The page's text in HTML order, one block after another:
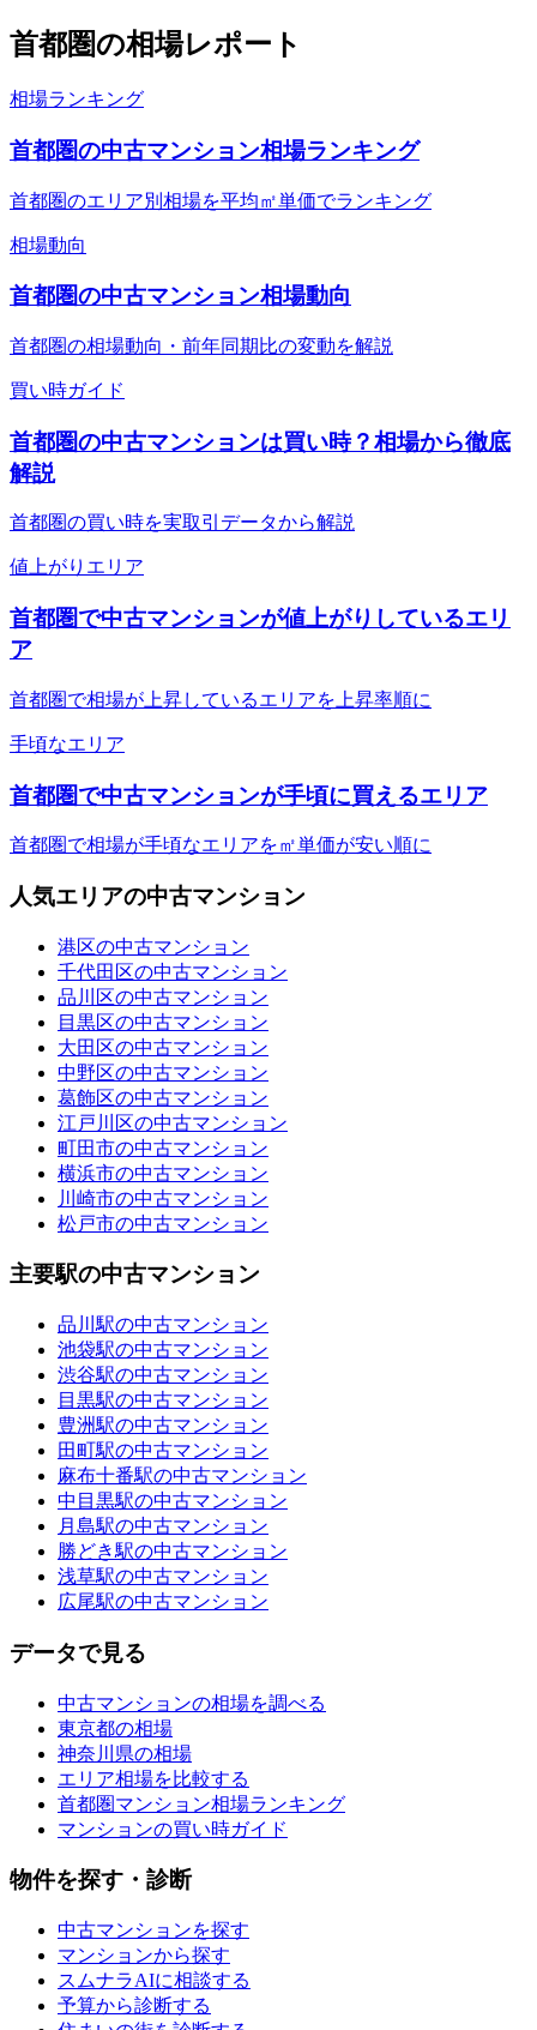
首都圏の相場レポート
相場ランキング
首都圏の中古マンション相場ランキング
首都圏のエリア別相場を平均㎡単価でランキング
相場動向
首都圏の中古マンション相場動向
首都圏の相場動向・前年同期比の変動を解説
買い時ガイド
首都圏の中古マンションは買い時？相場から徹底
解説
首都圏の買い時を実取引データから解説
値上がりエリア
首都圏で中古マンションが値上がりしているエリ
ア
首都圏で相場が上昇しているエリアを上昇率順に
手頃なエリア
首都圏で中古マンションが手頃に買えるエリア
首都圏で相場が手頃なエリアを㎡単価が安い順に
人気エリアの中古マンション
港区の中古マンション
千代田区の中古マンション
品川区の中古マンション
目黒区の中古マンション
大田区の中古マンション
中野区の中古マンション
葛飾区の中古マンション
江戸川区の中古マンション
町田市の中古マンション
横浜市の中古マンション
川崎市の中古マンション
松戸市の中古マンション
主要駅の中古マンション
品川駅の中古マンション
池袋駅の中古マンション
渋谷駅の中古マンション
目黒駅の中古マンション
豊洲駅の中古マンション
田町駅の中古マンション
麻布十番駅の中古マンション
中目黒駅の中古マンション
月島駅の中古マンション
勝どき駅の中古マンション
浅草駅の中古マンション
広尾駅の中古マンション
データで見る
中古マンションの相場を調べる
東京都の相場
神奈川県の相場
エリア相場を比較する
首都圏マンション相場ランキング
マンションの買い時ガイド
物件を探す・診断
中古マンションを探す
マンションから探す
スムナラAIに相談する
予算から診断する